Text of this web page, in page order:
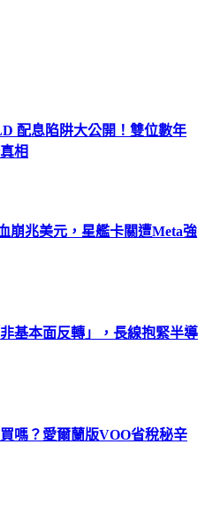
配息陷阱大公開！雙位數年
相
崩兆美元，星艦卡關遭Meta強
基本面反轉」，長線抱緊半導
嗎？愛爾蘭版VOO省稅秘辛